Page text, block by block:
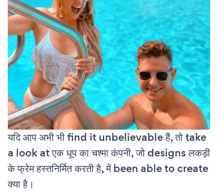
यदि आप अभी भी find it unbelievable हैं, तो take
a look at एक धूप का चश्मा कंपनी, जो designs लकड़ी
के फ्रेम हस्तनिर्मित करती है, में been able to create
क्या है।